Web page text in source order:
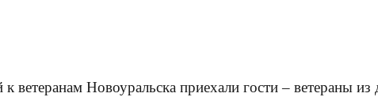
ветеранам Новоуральска приехали гости – ветераны